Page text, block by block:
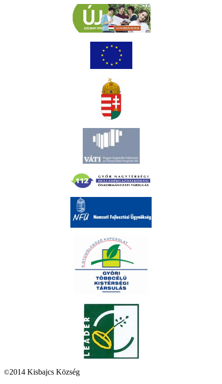
©2014 Kisbajcs Község